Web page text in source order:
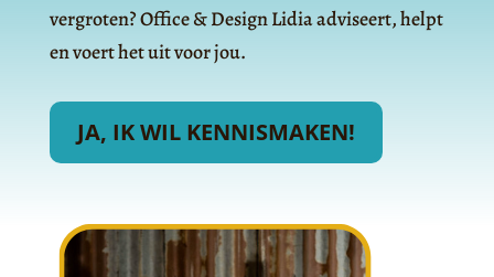
vergroten? Office & Design Lidia adviseert, helpt
en voert het uit voor jou.
JA, IK WIL KENNISMAKEN!